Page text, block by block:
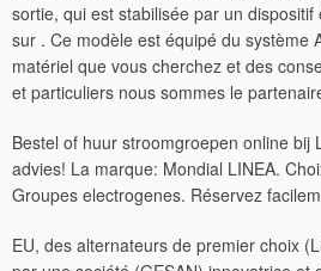
sortie, qui est stabilisée par un
sur . Ce modèle est équipé du système
matériel que vous cherchez et des
et particuliers nous sommes le
Bestel of huur stroomgroepen online bij
advies! La marque: Mondial LINEA.
Groupes electrogenes. Réservez
EU, des alternateurs de premier choix